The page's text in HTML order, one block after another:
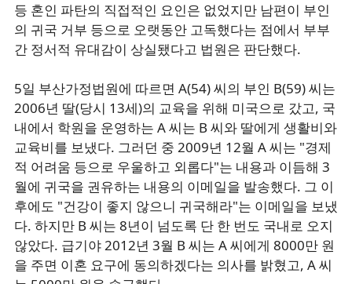
등 혼인 파탄의 직접적인 요인은 없었지만 남편이 부인
의 귀국 거부 등으로 오랫동안 고독했다는 점에서 부부
간 정서적 유대감이 상실됐다고 법원은 판단했다.
5일 부산가정법원에 따르면 A(54) 씨의 부인 B(59) 씨는
2006년 딸(당시 13세)의 교육을 위해 미국으로 갔고, 국
내에서 학원을 운영하는 A 씨는 B 씨와 딸에게 생활비와
교육비를 보냈다. 그러던 중 2009년 12월 A 씨는 "경제
적 어려움 등으로 우울하고 외롭다"는 내용과 이듬해 3
월에 귀국을 권유하는 내용의 이메일을 발송했다. 그 이
후에도 "건강이 좋지 않으니 귀국해라"는 이메일을 보냈
다. 하지만 B 씨는 8년이 넘도록 단 한 번도 국내로 오지
않았다. 급기야 2012년 3월 B 씨는 A 씨에게 8000만 원
을 주면 이혼 요구에 동의하겠다는 의사를 밝혔고, A 씨